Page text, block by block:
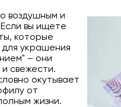
воздушным и
вы ищете
которые
украшения
– они
свежести.
окутывает
от
жизни.